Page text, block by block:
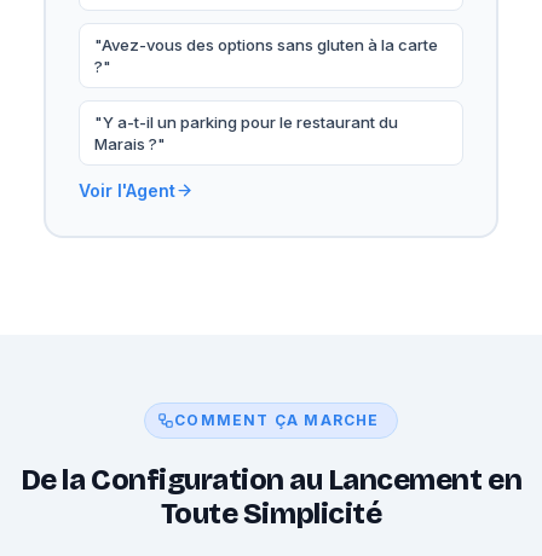
"Avez-vous des options sans gluten à la carte
?"
"Y a-t-il un parking pour le restaurant du
Marais ?"
Voir l'Agent
COMMENT ÇA MARCHE
De la Configuration au Lancement en
Toute Simplicité